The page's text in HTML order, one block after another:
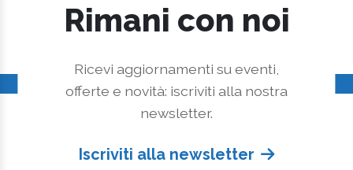
Rimani con noi
Ricevi aggiornamenti su eventi,
offerte e novità: iscriviti alla nostra
newsletter.
Iscriviti alla newsletter